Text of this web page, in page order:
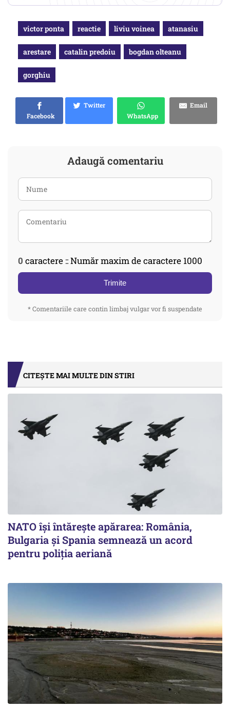
victor ponta reactie liviu voinea atanasiu
arestare catalin predoiu bogdan olteanu
gorghiu
Facebook
Twitter
WhatsApp
Email
Adaugă comentariu
0 caractere :: Număr maxim de caractere 1000
Trimite
* Comentariile care contin limbaj vulgar vor fi suspendate
CITEȘTE MAI MULTE DIN STIRI
NATO își întărește apărarea: România,
Bulgaria și Spania semnează un acord
pentru poliția aeriană